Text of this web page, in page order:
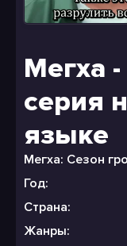
Мегха
серия
языке
Мегха: Сезон
Год:
Страна:
Жанры: